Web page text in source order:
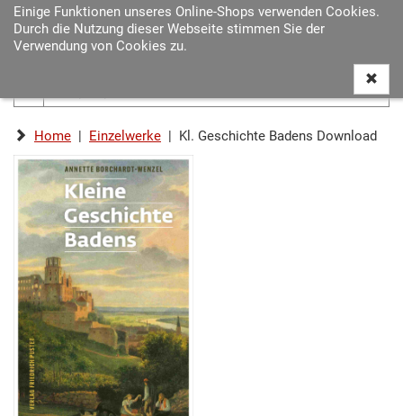
Einige Funktionen unseres Online-Shops verwenden Cookies.
Durch die Nutzung dieser Webseite stimmen Sie der
Verwendung von Cookies zu.
Home | Einzelwerke | Kl. Geschichte Badens Download